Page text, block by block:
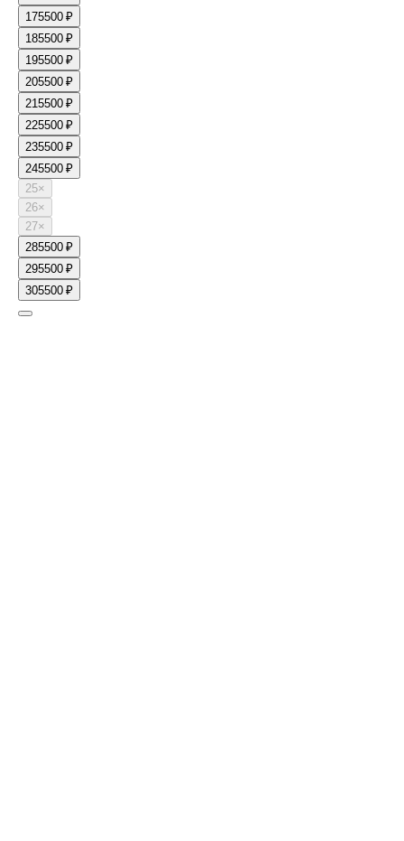
175500 ₽
185500 ₽
195500 ₽
205500 ₽
215500 ₽
225500 ₽
235500 ₽
245500 ₽
25×
26×
27×
285500 ₽
295500 ₽
305500 ₽